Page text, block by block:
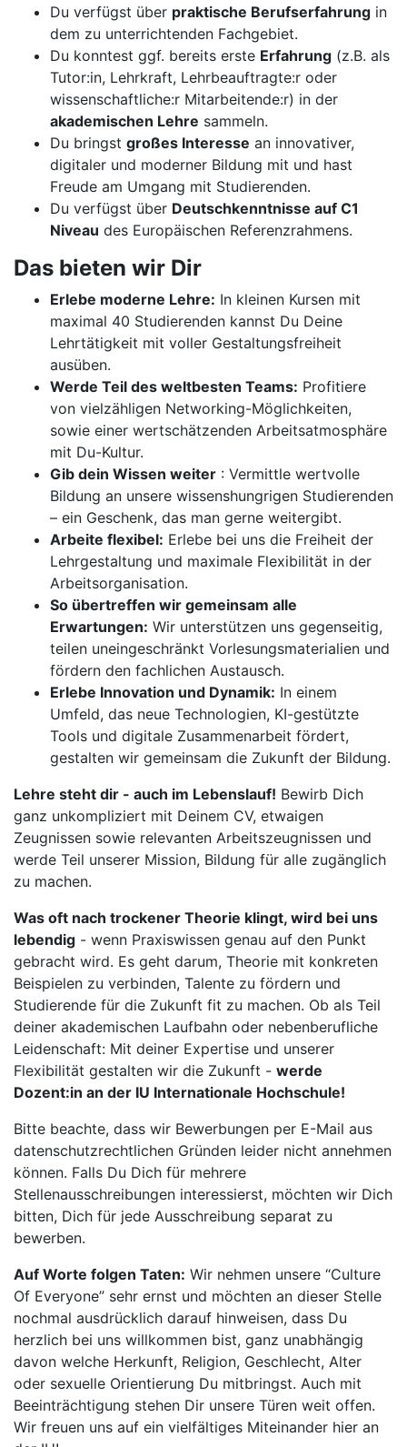
Du verfügst über praktische Berufserfahrung in
dem zu unterrichtenden Fachgebiet.
Du konntest ggf. bereits erste Erfahrung (z.B. als
Tutor:in, Lehrkraft, Lehrbeauftragte:r oder
wissenschaftliche:r Mitarbeitende:r) in der
akademischen Lehre sammeln.
Du bringst großes Interesse an innovativer,
digitaler und moderner Bildung mit und hast
Freude am Umgang mit Studierenden.
Du verfügst über Deutschkenntnisse auf C1
Niveau des Europäischen Referenzrahmens.
Das bieten wir Dir
Erlebe moderne Lehre: In kleinen Kursen mit
maximal 40 Studierenden kannst Du Deine
Lehrtätigkeit mit voller Gestaltungsfreiheit
ausüben.
Werde Teil des weltbesten Teams: Profitiere
von vielzähligen Networking-Möglichkeiten,
sowie einer wertschätzenden Arbeitsatmosphäre
mit Du-Kultur.
Gib dein Wissen weiter : Vermittle wertvolle
Bildung an unsere wissenshungrigen Studierenden
– ein Geschenk, das man gerne weitergibt.
Arbeite flexibel: Erlebe bei uns die Freiheit der
Lehrgestaltung und maximale Flexibilität in der
Arbeitsorganisation.
So übertreffen wir gemeinsam alle
Erwartungen: Wir unterstützen uns gegenseitig,
teilen uneingeschränkt Vorlesungsmaterialien und
fördern den fachlichen Austausch.
Erlebe Innovation und Dynamik: In einem
Umfeld, das neue Technologien, KI-gestützte
Tools und digitale Zusammenarbeit fördert,
gestalten wir gemeinsam die Zukunft der Bildung.
Lehre steht dir - auch im Lebenslauf! Bewirb Dich
ganz unkompliziert mit Deinem CV, etwaigen
Zeugnissen sowie relevanten Arbeitszeugnissen und
werde Teil unserer Mission, Bildung für alle zugänglich
zu machen.
Was oft nach trockener Theorie klingt, wird bei uns
lebendig - wenn Praxiswissen genau auf den Punkt
gebracht wird. Es geht darum, Theorie mit konkreten
Beispielen zu verbinden, Talente zu fördern und
Studierende für die Zukunft fit zu machen. Ob als Teil
deiner akademischen Laufbahn oder nebenberufliche
Leidenschaft: Mit deiner Expertise und unserer
Flexibilität gestalten wir die Zukunft - werde
Dozent:in an der IU Internationale Hochschule!
Bitte beachte, dass wir Bewerbungen per E-Mail aus
datenschutzrechtlichen Gründen leider nicht annehmen
können. Falls Du Dich für mehrere
Stellenausschreibungen interessierst, möchten wir Dich
bitten, Dich für jede Ausschreibung separat zu
bewerben.
Auf Worte folgen Taten: Wir nehmen unsere “Culture
Of Everyone” sehr ernst und möchten an dieser Stelle
nochmal ausdrücklich darauf hinweisen, dass Du
herzlich bei uns willkommen bist, ganz unabhängig
davon welche Herkunft, Religion, Geschlecht, Alter
oder sexuelle Orientierung Du mitbringst. Auch mit
Beeinträchtigung stehen Dir unsere Türen weit offen.
Wir freuen uns auf ein vielfältiges Miteinander hier an